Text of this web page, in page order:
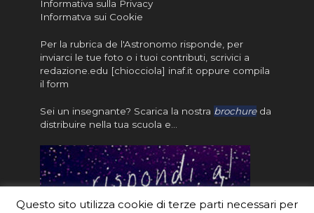
Informativa sulla Privacy
Informatva sui Cookie
Per la rubrica de l'Astronomo risponde, per
inviarci le tue foto o i tuoi contributi, scrivici a
redazione.edu [chiocciola] inaf.it oppure compila
il form
Sei un insegnante? Scarica la nostra brochureda
distribuire nella tua scuola e…
Questo sito utilizza cookie di terze parti necessari per